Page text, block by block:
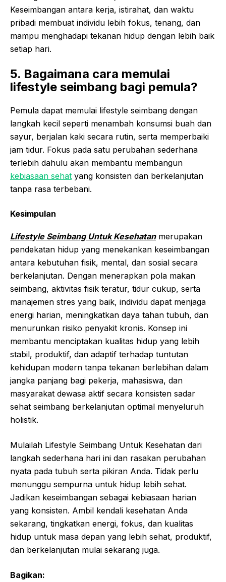
Keseimbangan antara kerja, istirahat, dan waktu
pribadi membuat individu lebih fokus, tenang, dan
mampu menghadapi tekanan hidup dengan lebih baik
setiap hari.
5. Bagaimana cara memulai
lifestyle seimbang bagi pemula?
Pemula dapat memulai lifestyle seimbang dengan
langkah kecil seperti menambah konsumsi buah dan
sayur, berjalan kaki secara rutin, serta memperbaiki
jam tidur. Fokus pada satu perubahan sederhana
terlebih dahulu akan membantu membangun
kebiasaan sehat yang konsisten dan berkelanjutan
tanpa rasa terbebani.
Kesimpulan
Lifestyle Seimbang Untuk Kesehatanmerupakan
pendekatan hidup yang menekankan keseimbangan
antara kebutuhan fisik, mental, dan sosial secara
berkelanjutan. Dengan menerapkan pola makan
seimbang, aktivitas fisik teratur, tidur cukup, serta
manajemen stres yang baik, individu dapat menjaga
energi harian, meningkatkan daya tahan tubuh, dan
menurunkan risiko penyakit kronis. Konsep ini
membantu menciptakan kualitas hidup yang lebih
stabil, produktif, dan adaptif terhadap tuntutan
kehidupan modern tanpa tekanan berlebihan dalam
jangka panjang bagi pekerja, mahasiswa, dan
masyarakat dewasa aktif secara konsisten sadar
sehat seimbang berkelanjutan optimal menyeluruh
holistik.
Mulailah Lifestyle Seimbang Untuk Kesehatan dari
langkah sederhana hari ini dan rasakan perubahan
nyata pada tubuh serta pikiran Anda. Tidak perlu
menunggu sempurna untuk hidup lebih sehat.
Jadikan keseimbangan sebagai kebiasaan harian
yang konsisten. Ambil kendali kesehatan Anda
sekarang, tingkatkan energi, fokus, dan kualitas
hidup untuk masa depan yang lebih sehat, produktif,
dan berkelanjutan mulai sekarang juga.
Bagikan: